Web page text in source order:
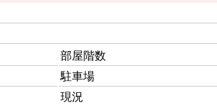
部屋階数
駐車場
現況